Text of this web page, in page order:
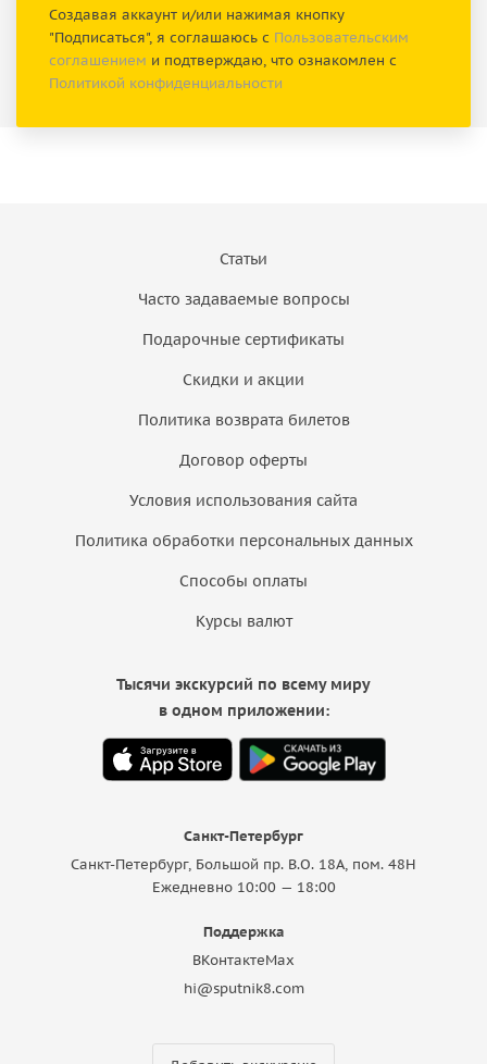
Создавая аккаунт и/или нажимая кнопку
"Подписаться", я соглашаюсь с Пользовательским
соглашением и подтверждаю, что ознакомлен с
Политикой конфиденциальности
Статьи
Часто задаваемые вопросы
Подарочные сертификаты
Скидки и акции
Политика возврата билетов
Договор оферты
Условия использования сайта
Политика обработки персональных данных
Способы оплаты
Курсы валют
Санкт-Петербург
Санкт-Петербург, Большой пр. В.О. 18A, пом. 48Н
Ежедневно 10:00 — 18:00
Поддержка
ВКонтактеMax
hi@sputnik8.com
Тысячи экскурсий по всему миру
в одном приложении: